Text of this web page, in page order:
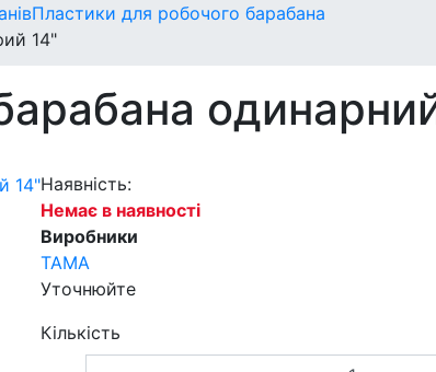
Пластики для робочого барабана
14"
Наявність:
Немає в наявності
Виробники
TAMA
Уточнюйте
Кількість